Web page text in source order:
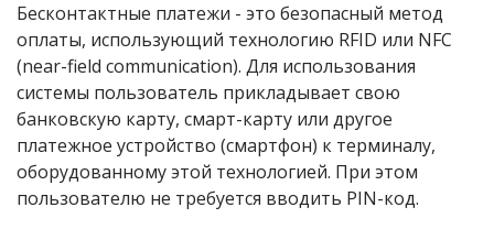
Бесконтактные платежи - это безопасный метод
оплаты, использующий технологию RFID или NFC
(near-field communication). Для использования
системы пользователь прикладывает свою
банковскую карту, смарт-карту или другое
платежное устройство (смартфон) к терминалу,
оборудованному этой технологией. При этом
пользователю не требуется вводить PIN-код.